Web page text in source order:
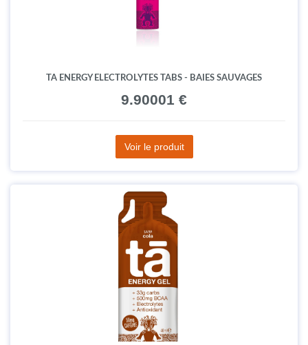
TA ENERGY ELECTROLYTES TABS - BAIES SAUVAGES
9.90001 €
Voir le produit